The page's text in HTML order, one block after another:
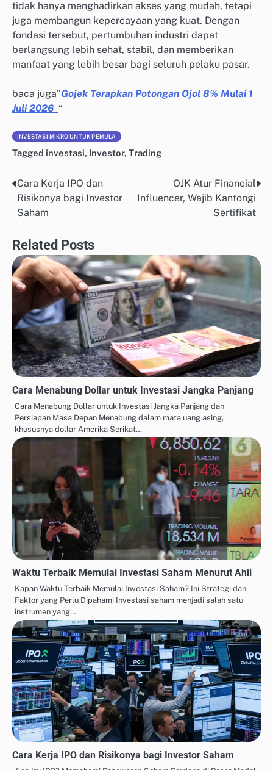
tidak hanya menghadirkan akses yang mudah, tetapi
juga membangun kepercayaan yang kuat. Dengan
fondasi tersebut, pertumbuhan industri dapat
berlangsung lebih sehat, stabil, dan memberikan
manfaat yang lebih besar bagi seluruh pelaku pasar.
baca juga”Gojek Terapkan Potongan Ojol 8% Mulai 1
Juli 2026 “
INVESTASI MIKRO UNTUK PEMULA
Tagged investasi, Investor, Trading
Post
navigation
Cara Kerja IPO dan
Risikonya bagi Investor
Saham
OJK Atur Financial
Influencer, Wajib Kantongi
Sertifikat
Related Posts
Cara Menabung Dollar untuk Investasi Jangka Panjang
Cara Menabung Dollar untuk Investasi Jangka Panjang dan
Persiapan Masa Depan Menabung dalam mata uang asing,
khususnya dollar Amerika Serikat…
Waktu Terbaik Memulai Investasi Saham Menurut Ahli
Kapan Waktu Terbaik Memulai Investasi Saham? Ini Strategi dan
Faktor yang Perlu Dipahami Investasi saham menjadi salah satu
instrumen yang…
Cara Kerja IPO dan Risikonya bagi Investor Saham